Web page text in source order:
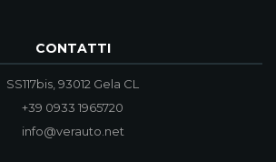
CONTATTI
SS117bis, 93012 Gela CL
+39 0933 1965720
info@verauto.net